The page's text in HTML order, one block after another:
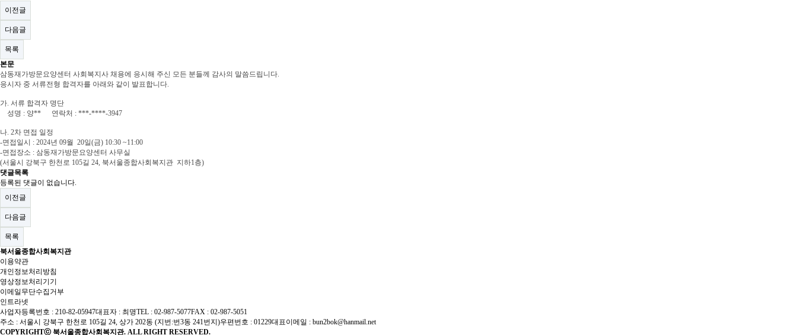
이전글
다음글
목록
본문
삼동재가방문요양센터 사회복지사 채용에 응시해 주신 모든 분들께 감사의 말씀드립니다.
응시자 중 서류전형 합격자를 아래와 같이 발표합니다.
가. 서류 합격자 명단
성명 : 양** 연락처 : ***-****-3947
나. 2차 면접 일정
-면접일시 : 2024년 09월 20일(금) 10:30 ~11:00
-면접장소 : 삼동재가방문요양센터 사무실
(서울시 강북구 한천로 105길 24, 북서울종합사회복지관 지하1층)
댓글목록
등록된 댓글이 없습니다.
이전글
다음글
목록
북서울종합사회복지관
이용약관
개인정보처리방침
영상정보처리기기
이메일무단수집거부
인트라넷
사업자등록번호 : 210-82-05947대표자 : 최명TEL : 02-987-5077FAX : 02-987-5051
주소 : 서울시 강북구 한천로 105길 24, 상가 202동 (지번:번3동 241번지)우편번호 : 01229대표이메일 : bun2bok@hanmail.net
COPYRIGHTⓒ 북서울종합사회복지관. ALL RIGHT RESERVED.